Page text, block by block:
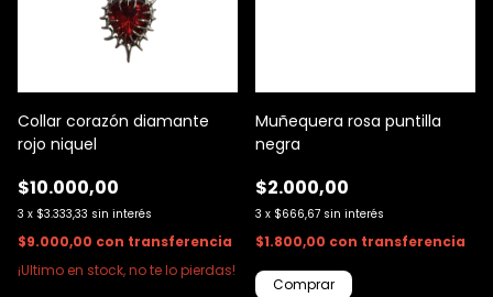
Collar corazón diamante
rojo niquel
$10.000,00
3 x $3.333,33 sin interés
$9.000,00 con transferencia
¡Ultimo en stock, no te lo pierdas!
Muñequera rosa puntilla
negra
$2.000,00
3 x $666,67 sin interés
$1.800,00 con transferencia